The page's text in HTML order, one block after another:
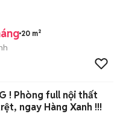
20 m²
! Phòng full nội thất
ngay Hàng Xanh !!!